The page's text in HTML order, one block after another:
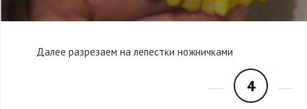
Далее разрезаем на лепестки ножничками
4